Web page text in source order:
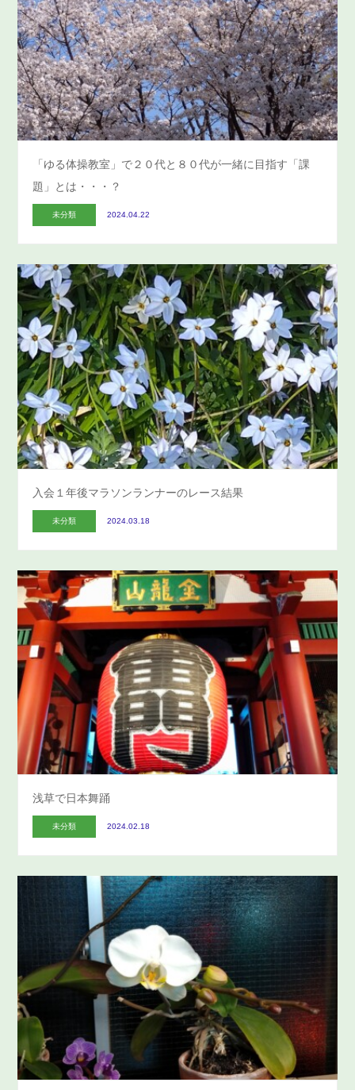
「ゆる体操教室」で２０代と８０代が一緒に目指す「課
題」とは・・・？
未分類 2024.04.22
入会１年後マラソンランナーのレース結果
未分類 2024.03.18
浅草で日本舞踊
未分類 2024.02.18